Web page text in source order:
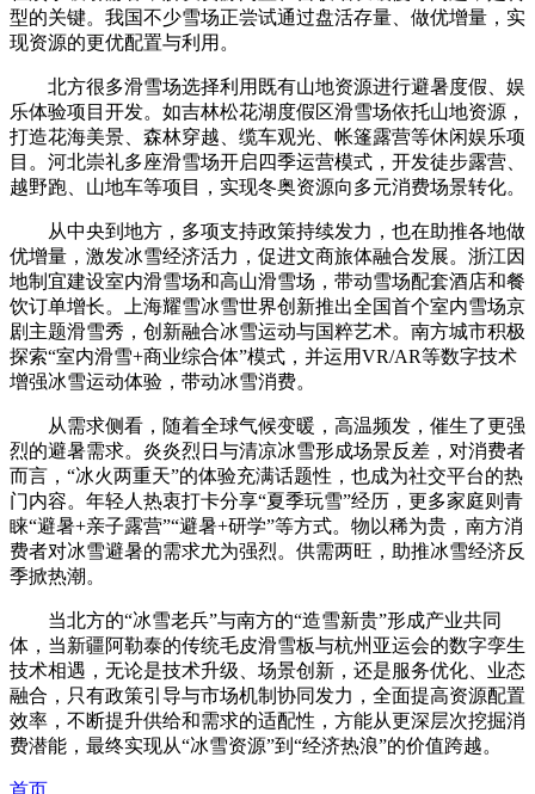
型的关键。我国不少雪场正尝试通过盘活存量、做优增量，实
现资源的更优配置与利用。
北方很多滑雪场选择利用既有山地资源进行避暑度假、娱
乐体验项目开发。如吉林松花湖度假区滑雪场依托山地资源，
打造花海美景、森林穿越、缆车观光、帐篷露营等休闲娱乐项
目。河北崇礼多座滑雪场开启四季运营模式，开发徒步露营、
越野跑、山地车等项目，实现冬奥资源向多元消费场景转化。
从中央到地方，多项支持政策持续发力，也在助推各地做
优增量，激发冰雪经济活力，促进文商旅体融合发展。浙江因
地制宜建设室内滑雪场和高山滑雪场，带动雪场配套酒店和餐
饮订单增长。上海耀雪冰雪世界创新推出全国首个室内雪场京
剧主题滑雪秀，创新融合冰雪运动与国粹艺术。南方城市积极
探索“室内滑雪+商业综合体”模式，并运用VR/AR等数字技术
增强冰雪运动体验，带动冰雪消费。
从需求侧看，随着全球气候变暖，高温频发，催生了更强
烈的避暑需求。炎炎烈日与清凉冰雪形成场景反差，对消费者
而言，“冰火两重天”的体验充满话题性，也成为社交平台的热
门内容。年轻人热衷打卡分享“夏季玩雪”经历，更多家庭则青
睐“避暑+亲子露营”“避暑+研学”等方式。物以稀为贵，南方消
费者对冰雪避暑的需求尤为强烈。供需两旺，助推冰雪经济反
季掀热潮。
当北方的“冰雪老兵”与南方的“造雪新贵”形成产业共同
体，当新疆阿勒泰的传统毛皮滑雪板与杭州亚运会的数字孪生
技术相遇，无论是技术升级、场景创新，还是服务优化、业态
融合，只有政策引导与市场机制协同发力，全面提高资源配置
效率，不断提升供给和需求的适配性，方能从更深层次挖掘消
费潜能，最终实现从“冰雪资源”到“经济热浪”的价值跨越。
首页